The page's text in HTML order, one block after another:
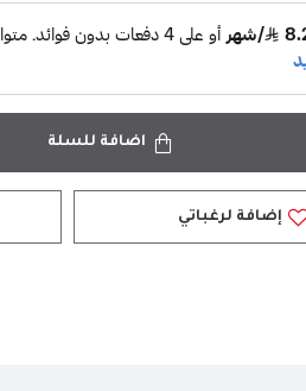
اضافة للسلة
إضافة لرغباتي